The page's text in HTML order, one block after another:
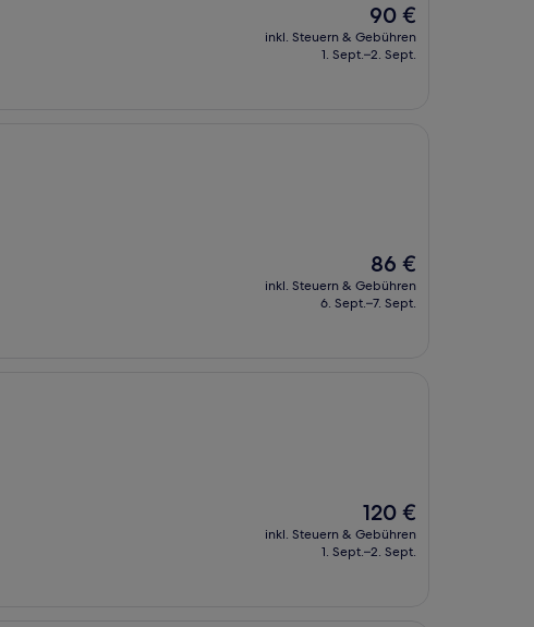
Der
Preis
beträgt
90 €
inkl. Steuern & Gebühren
1. Sept.–2. Sept.
Der
Preis
beträgt
86 €
inkl. Steuern & Gebühren
6. Sept.–7. Sept.
Der
Preis
beträgt
120 €
inkl. Steuern & Gebühren
1. Sept.–2. Sept.